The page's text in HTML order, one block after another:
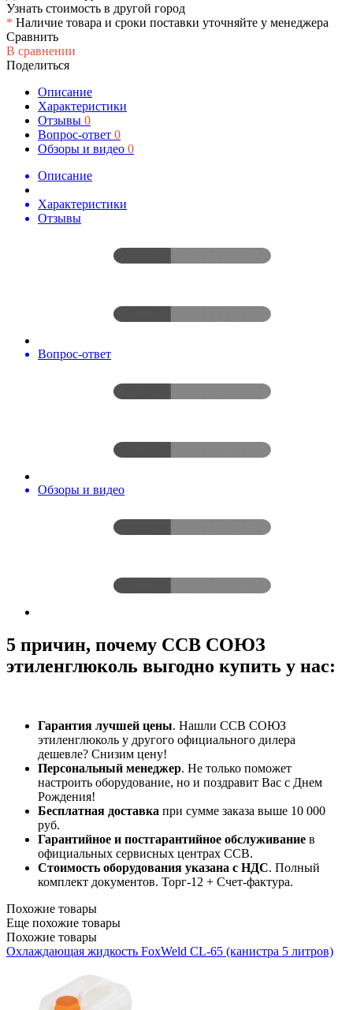
Узнать стоимость в другой город
* Наличие товара и сроки поставки уточняйте у менеджера
Сравнить
В сравнении
Поделиться
Описание
Характеристики
Отзывы 0
Вопрос-ответ 0
Обзоры и видео 0
Описание
Характеристики
Отзывы
Вопрос-ответ
Обзоры и видео
5 причин, почему ССВ СОЮЗ
этиленглюколь выгодно купить у нас:
Гарантия лучшей цены. Нашли ССВ СОЮЗ
этиленглюколь у другого официального дилера
дешевле? Снизим цену!
Персональный менеджер. Не только поможет
настроить оборудование, но и поздравит Вас с Днем
Рождения!
Бесплатная доставка при сумме заказа выше 10 000
руб.
Гарантийное и постгарантийное обслуживание в
официальных сервисных центрах ССВ.
Стоимость оборудования указана с НДС. Полный
комплект документов. Торг-12 + Счет-фактура.​
Похожие товары
Еще похожие товары
Похожие товары
Охлаждающая жидкость FoxWeld CL-65 (канистра 5 литров)